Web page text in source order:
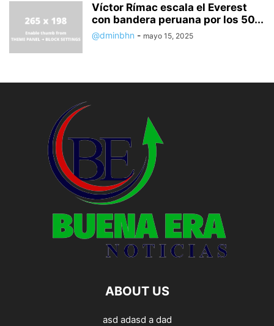
Víctor Rímac escala el Everest
con bandera peruana por los 50...
@dminbhn - mayo 15, 2025
ABOUT US
asd adasd a dad